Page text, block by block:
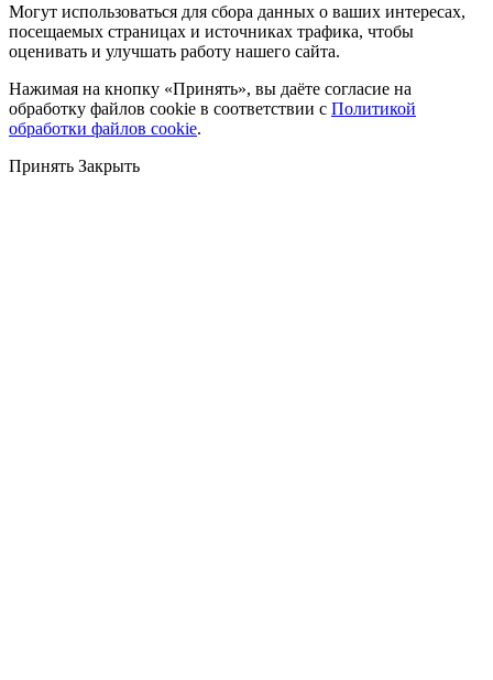
Могут использоваться для сбора данных о ваших интересах,
посещаемых страницах и источниках трафика, чтобы
оценивать и улучшать работу нашего сайта.
Нажимая на кнопку «Принять», вы даёте согласие на
обработку файлов cookie в соответствии с Политикой
обработки файлов cookie.
Принять Закрыть